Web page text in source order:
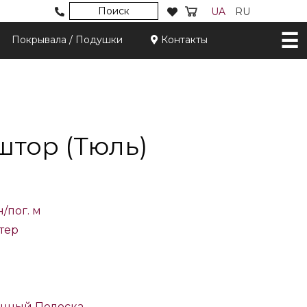
Поиск UA RU
Покрывала / Подушки Контакты
(Тюль)
пог. м